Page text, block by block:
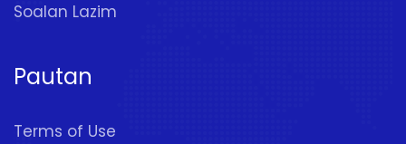
Soalan Lazim
Pautan
Terms of Use